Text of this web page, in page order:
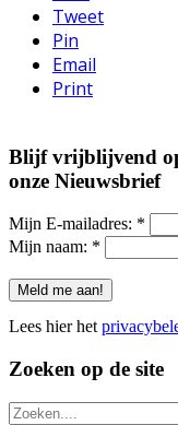
Tweet
Pin
Email
Print
Blijf vrijblijvend
onze Nieuwsbrief
Mijn E-mailadres: *
Mijn naam: *
Lees hier het
Zoeken op de site